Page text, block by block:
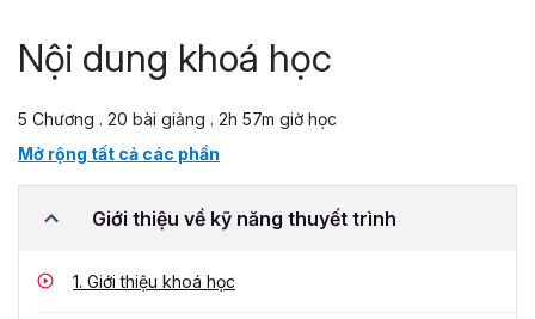
Nội dung khoá học
5 Chương . 20 bài giảng . 2h 57m giờ học
Mở rộng tất cả các phần
Giới thiệu về kỹ năng thuyết trình
1. Giới thiệu khoá học